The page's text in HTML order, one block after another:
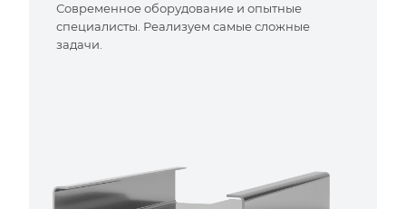
Современное оборудование и опытные
специалисты. Реализуем самые сложные
задачи.